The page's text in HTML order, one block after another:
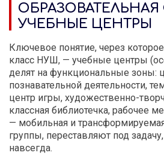
УЧЕБНЫЕ ЦЕНТРЫ
Ключевое понятие, через
класс НУШ, — учебные центры
делят на функциональные зоны:
познавательной деятельности,
центр игры, художественно-
классная библиотечка, рабочее
— мобильная и
группы, переставляют под
навсегда.